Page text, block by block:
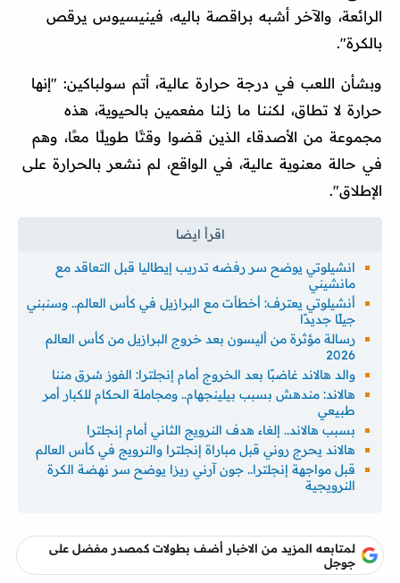
الرائعة، والآخر أشبه براقصة باليه، فينيسيوس يرقص
بالكرة".
وبشأن اللعب في درجة حرارة عالية، أتم سولباكين: "إنها
حرارة لا تطاق، لكننا ما زلنا مفعمين بالحيوية، هذه
مجموعة من الأصدقاء الذين قضوا وقتًا طويلًا معًا، وهم
في حالة معنوية عالية، في الواقع، لم نشعر بالحرارة على
الإطلاق".
انشيلوتي يوضح سر رفضه تدريب إيطاليا قبل التعاقد مع
مانشيني
أنشيلوتي يعترف: أخطأت مع البرازيل في كأس العالم.. وسنبني
جيلًا جديدًا
رسالة مؤثرة من أليسون بعد خروج البرازيل من كأس العالم
2026
والد هالاند غاضبًا بعد الخروج أمام إنجلترا: الفوز سُرق مننا
هالاند: مندهش بسبب بيلينجهام.. ومجاملة الحكام للكبار أمر
طبيعي
بسبب هالاند.. إلغاء هدف النرويج الثاني أمام إنجلترا
هالاند يحرج روني قبل مباراة إنجلترا والنرويج في كأس العالم
قبل مواجهة إنجلترا.. جون آرني ريزا يوضح سر نهضة الكرة
النرويجية
لمتابعه المزيد من الاخبار أضف بطولات كمصدر مفضل على
جوجل